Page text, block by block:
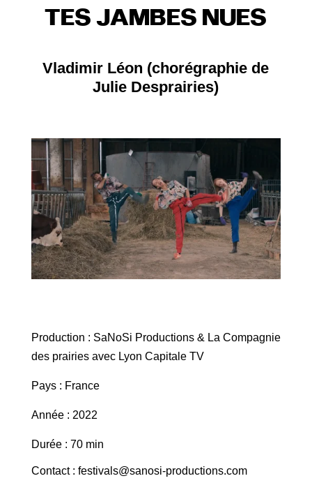
TES JAMBES NUES
Vladimir Léon (chorégraphie de
Julie Desprairies)
Production : SaNoSi Productions & La Compagnie
des prairies avec Lyon Capitale TV
Pays : France
Année : 2022
Durée : 70 min
Contact : festivals@sanosi-productions.com